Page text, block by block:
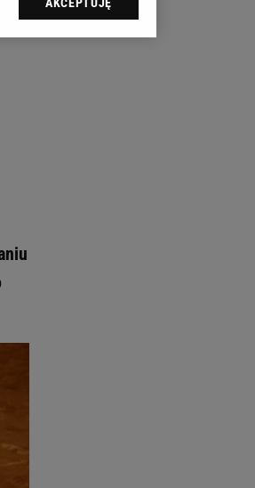
sp. z o.o., jej
swoje preferencje
celów identyfikacji.
reklam i treści,